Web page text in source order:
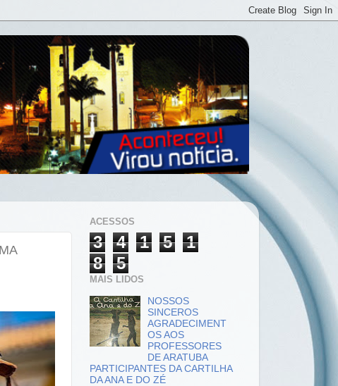
ACESSOS
3 4 1 5
1
8
5
MAIS LIDOS
NOSSOS
SINCEROS
AGRADECIMENT
OS AOS
PROFESSORES
DE ARATUBA
PARTICIPANTES DA CARTILHA
DA ANA E DO ZÉ